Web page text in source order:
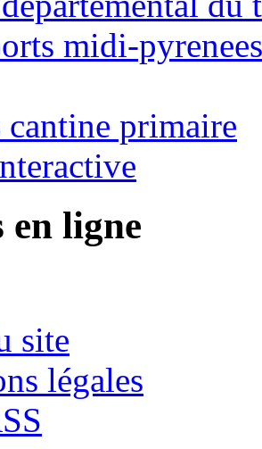
midi-pyrenees
cantine primaire
en ligne
site
légales